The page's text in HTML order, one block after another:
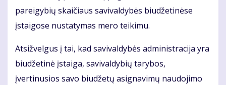
pareigybių skaičiaus savivaldybės biudžetinėse
įstaigose nustatymas mero teikimu.
Atsižvelgus į tai, kad savivaldybės administracija yra
biudžetinė įstaiga, savivaldybių tarybos,
įvertinusios savo biudžetų asignavimų naudojimo